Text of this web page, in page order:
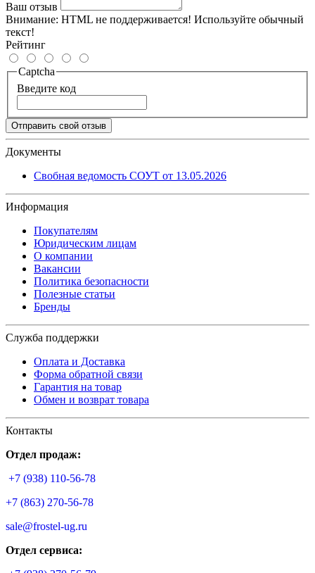
Ваш отзыв
Внимание: HTML не поддерживается! Используйте обычный
текст!
Рейтинг
Captcha
Введите код
Отправить свой отзыв
Документы
Свобная ведомость СОУТ от 13.05.2026
Информация
Покупателям
Юридическим лицам
О компании
Вакансии
Политика безопасности
Полезные статьи
Бренды
Служба поддержки
Оплата и Доставка
Форма обратной связи
Гарантия на товар
Обмен и возврат товара
Контакты
Отдел продаж:
+7 (938) 110-56-78
+7 (863) 270-56-78
sale@frostel-ug.ru
Отдел сервиса: